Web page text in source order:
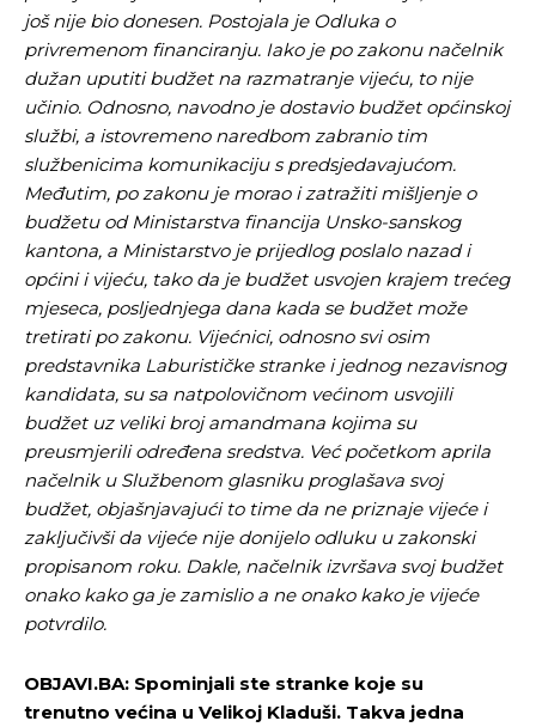
još nije bio donesen. Postojala je Odluka o
privremenom financiranju. Iako je po zakonu načelnik
dužan uputiti budžet na razmatranje vijeću, to nije
učinio. Odnosno, navodno je dostavio budžet općinskoj
službi, a istovremeno naredbom zabranio tim
službenicima komunikaciju s predsjedavajućom.
Međutim, po zakonu je morao i zatražiti mišljenje o
budžetu od Ministarstva financija Unsko-sanskog
kantona, a Ministarstvo je prijedlog poslalo nazad i
općini i vijeću, tako da je budžet usvojen krajem trećeg
mjeseca, posljednjega dana kada se budžet može
tretirati po zakonu. Vijećnici, odnosno svi osim
predstavnika Laburističke stranke i jednog nezavisnog
kandidata, su sa natpolovičnom većinom usvojili
budžet uz veliki broj amandmana kojima su
preusmjerili određena sredstva. Već početkom aprila
načelnik u Službenom glasniku proglašava svoj
budžet, objašnjavajući to time da ne priznaje vijeće i
zaključivši da vijeće nije donijelo odluku u zakonski
propisanom roku. Dakle, načelnik izvršava svoj budžet
onako kako ga je zamislio a ne onako kako je vijeće
potvrdilo.
OBJAVI.BA: Spominjali ste stranke koje su
trenutno većina u Velikoj Kladuši. Takva jedna